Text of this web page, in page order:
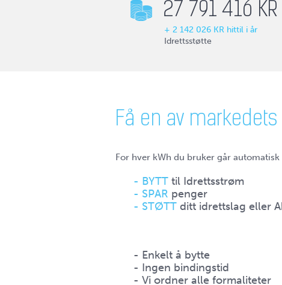
27 791 416 KR
+ 2 142 026 KR hittil i år
Idrettsstøtte
Få en av
For hver kWh du bruker går automatisk
- BYTT til Idrettsstrøm
- SPAR penger
- STØTT ditt idrettslag eller
- Enkelt å bytte
- Ingen bindingstid
- Vi ordner alle formaliteter